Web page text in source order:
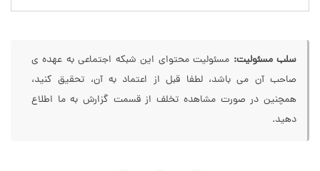
سلب مسئولیت: مسئولیت محتوای این شبکه اجتماعی به عهده ی
صاحب آن می باشد، لطفا قبل از اعتماد به آن، تحقیق کنید،
همچنین در صورت مشاهده تخلف از قسمت گزارش به ما اطلاع
دهید.